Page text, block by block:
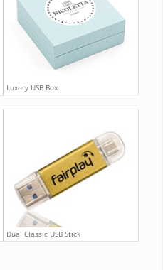
Luxury USB Box
Dual Classic USB Stick